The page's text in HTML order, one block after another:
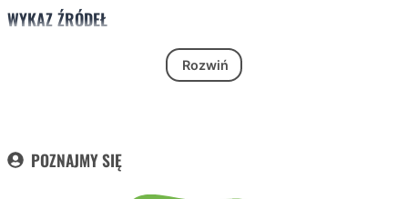
WYKAZ ŹRÓDEŁ
Rozwiń
POZNAJMY SIĘ